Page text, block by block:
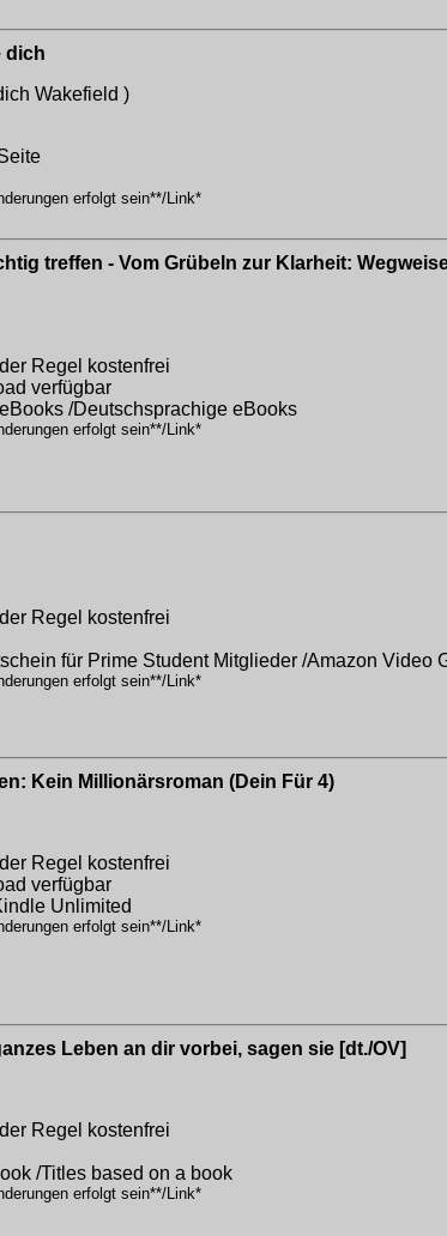
dich
Wakefield )
erfolgt sein**/Link*
treffen - Vom Grübeln zur Klarheit:
Regel kostenfrei
verfügbar
/Deutschsprachige eBooks
erfolgt sein**/Link*
Regel kostenfrei
für Prime Student Mitglieder /Amazon Video
erfolgt sein**/Link*
Kein Millionärsroman (Dein Für 4)
Regel kostenfrei
verfügbar
Unlimited
erfolgt sein**/Link*
Leben an dir vorbei, sagen sie [dt./OV]
Regel kostenfrei
/Titles based on a book
erfolgt sein**/Link*